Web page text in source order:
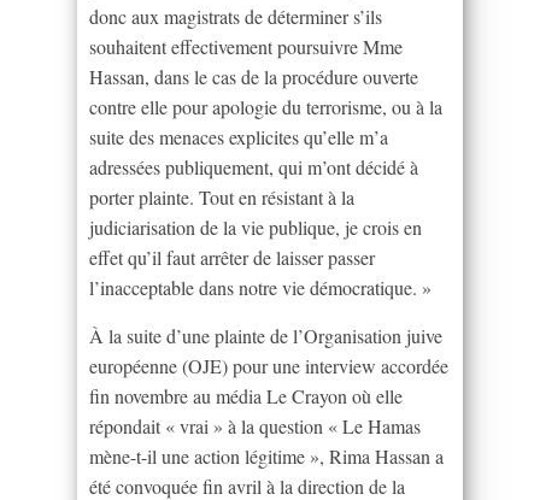
donc aux magistrats de déterminer s’ils
souhaitent effectivement poursuivre Mme
Hassan, dans le cas de la procédure ouverte
contre elle pour apologie du terrorisme, ou à la
suite des menaces explicites qu’elle m’a
adressées publiquement, qui m’ont décidé à
porter plainte. Tout en résistant à la
judiciarisation de la vie publique, je crois en
effet qu’il faut arrêter de laisser passer
l’inacceptable dans notre vie démocratique. »
À la suite d’une plainte de l’Organisation juive
européenne (OJE) pour une interview accordée
fin novembre au média Le Crayon où elle
répondait « vrai » à la question « Le Hamas
mène-t-il une action légitime », Rima Hassan a
été convoquée fin avril à la direction de la